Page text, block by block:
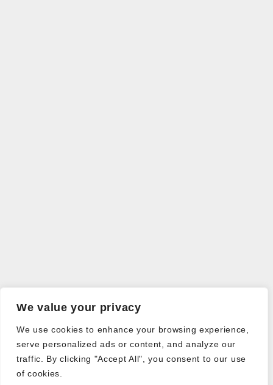
We value your privacy
We use cookies to enhance your browsing experience,
serve personalized ads or content, and analyze our
traffic. By clicking "Accept All", you consent to our use
of cookies.